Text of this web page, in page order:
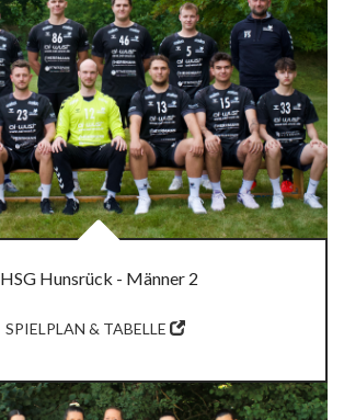
HSG Hunsrück - Männer 2
SPIELPLAN & TABELLE